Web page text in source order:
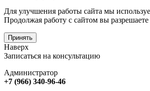
Для улучшения работы сайта мы
Продолжая работу с сайтом вы
Принять
Наверх
Записаться на консультацию
Администратор
+7 (966) 340-96-46